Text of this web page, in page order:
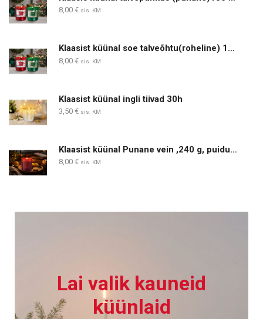
8,00 € sis. KM
Klaasist küünal soe talveõhtu(roheline) 150 g 30 h
8,00 € sis. KM
Klaasist küünal ingli tiivad 30h
3,50 € sis. KM
Klaasist küünal Punane vein ,240 g, puidust taht
8,00 € sis. KM
Lai valik kauneid
küünlaid